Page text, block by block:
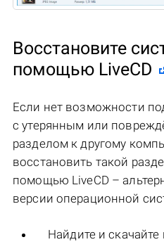
Восстановите
помощью LiveCD
Если нет возможности
с утерянным или
разделом к другому
восстановить такой
помощью LiveCD –
версии операционной
Найдите и